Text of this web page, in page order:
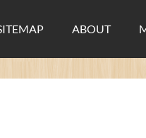
ABOUT